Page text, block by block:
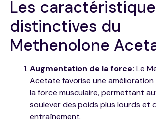
Les
distinctives du
Methenolone
Augmentation de la force: Le
Acetate favorise une amélioration
la force musculaire, permettant
soulever des poids plus lourds et
entraînement.